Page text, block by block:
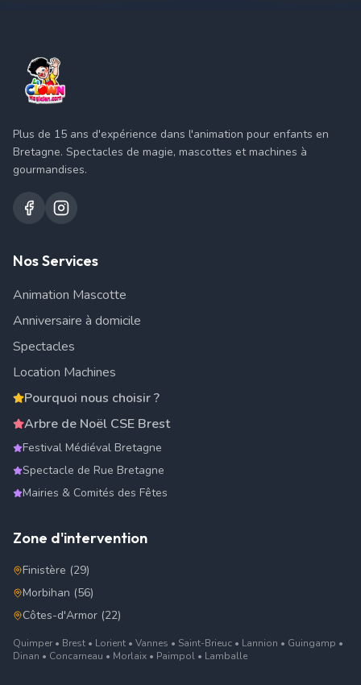
Plus de 15 ans d'expérience dans l'animation pour enfants en
Bretagne. Spectacles de magie, mascottes et machines à
gourmandises.
Nos Services
Animation Mascotte
Anniversaire à domicile
Spectacles
Location Machines
Pourquoi nous choisir ?
Arbre de Noël CSE Brest
Festival Médiéval Bretagne
Spectacle de Rue Bretagne
Mairies & Comités des Fêtes
Zone d'intervention
Finistère (29)
Morbihan (56)
Côtes-d'Armor (22)
Quimper • Brest • Lorient • Vannes • Saint-Brieuc • Lannion • Guingamp •
Dinan • Concarneau • Morlaix • Paimpol • Lamballe